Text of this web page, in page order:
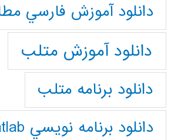
دانلود آموزش فارسي
دانلود آموزش متلب
دانلود برنامه متلب
دانلود برنامه نويسي Matlab